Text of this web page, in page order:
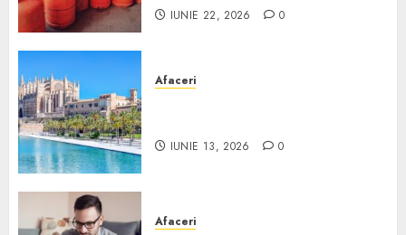
IUNIE 22, 2026 0
Afaceri
IUNIE 13, 2026 0
Afaceri